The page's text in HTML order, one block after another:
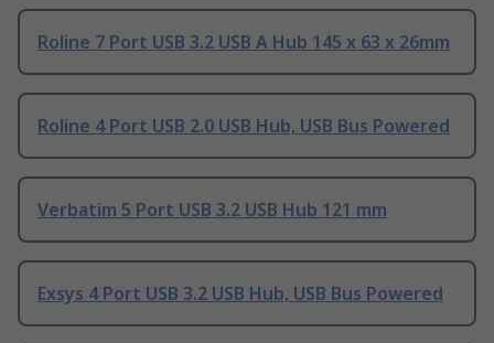
Roline 7 Port USB 3.2 USB A Hub 145 x 63 x 26mm
Roline 4 Port USB 2.0 USB Hub, USB Bus Powered
Verbatim 5 Port USB 3.2 USB Hub 121 mm
Exsys 4 Port USB 3.2 USB Hub, USB Bus Powered